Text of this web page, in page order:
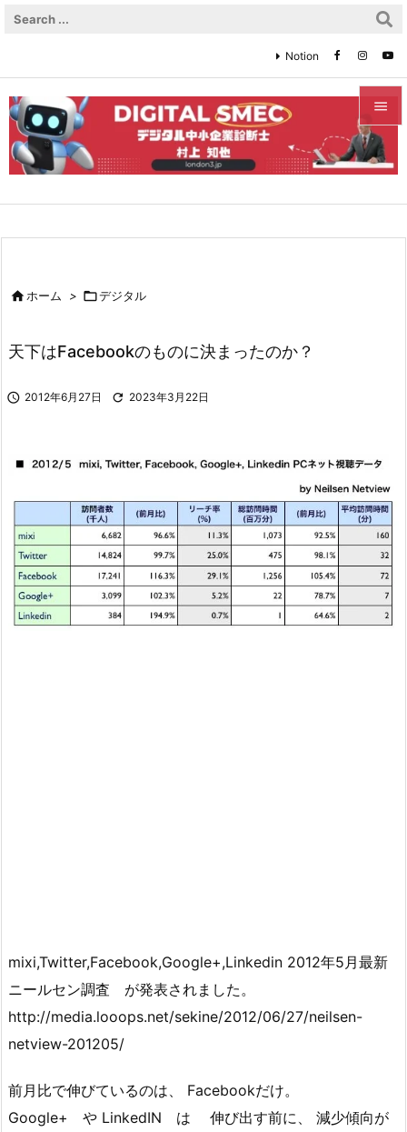


メニュ

Notion
ホーム > デジタル
天下はFacebookのものに決まったのか？
 2012年6月27日  2023年3月22日
mixi,Twitter,Facebook,Google+,Linkedin 2012年5月最新
ニールセン調査 が発表されました。
http://media.looops.net/sekine/2012/06/27/neilsen-
netview-201205/
前月比で伸びているのは、 Facebookだけ。
Google+ や LinkedIN は 伸び出す前に、 減少傾向が